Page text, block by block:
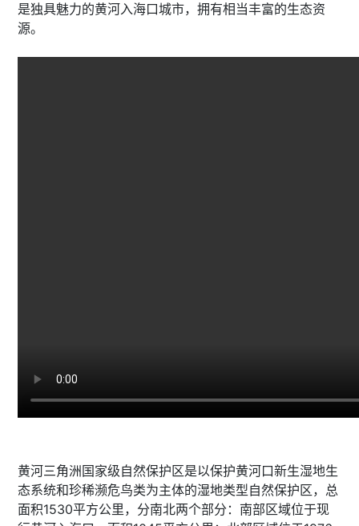
是独具魅力的黄河入海口城市，拥有相当丰富的生态资
源。
黄河三角洲国家级自然保护区是以保护黄河口新生湿地生
态系统和珍稀濒危鸟类为主体的湿地类型自然保护区，总
面积1530平方公里，分南北两个部分：南部区域位于现